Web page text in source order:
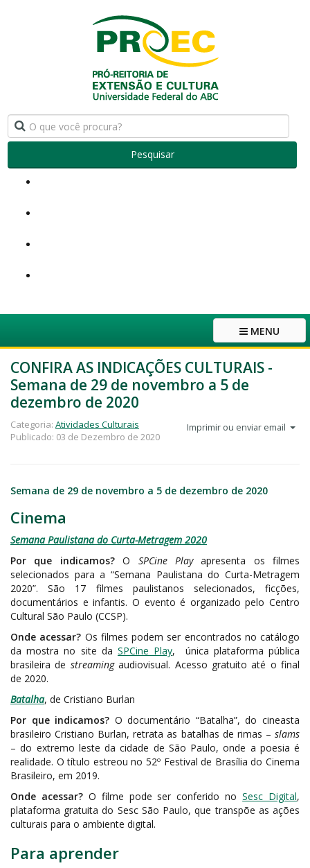
Pesquisar
MENU
CONFIRA AS INDICAÇÕES CULTURAIS -
Semana de 29 de novembro a 5 de
dezembro de 2020
Imprimir ou enviar email
Categoria: Atividades Culturais
Publicado: 03 de Dezembro de 2020
Semana de 29 de novembro a 5 de dezembro de 2020
Cinema
Semana Paulistana do Curta-Metragem 2020
Por que indicamos?O SPCine Playapresenta os filmes
selecionados para a “Semana Paulistana do Curta-Metragem
2020”. São 17 filmes paulistanos selecionados, ficções,
documentários e infantis. O evento é organizado pelo Centro
Cultural São Paulo (CCSP).
Onde acessar? Os filmes podem ser encontrados no catálogo
da mostra no site da SPCine Play,
única plataforma pública
brasileira de streamingaudiovisual. Acesso gratuito até o final
de 2020.
Batalha, de Cristiano Burlan
Por que indicamos? O documentário “Batalha”, do cineasta
brasileiro Cristiano Burlan, retrata as batalhas de rimas – slams
– do extremo leste da cidade de São Paulo, onde a poesia é
realidade. O título estreou no 52º Festival de Brasília do Cinema
Brasileiro, em 2019.
Onde acessar?O filme pode ser conferido noSesc Digital,
plataforma gratuita do Sesc São Paulo, que transpõe as ações
culturais para o ambiente digital.
Para aprender